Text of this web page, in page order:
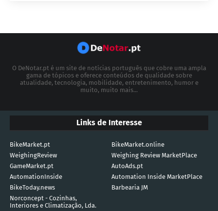
O DeNotar.pt é um site de notícias português que cobre uma ampla
gama de tópicos e oferece conteúdos de qualidade sobre
atualidade, tecnologia, mobilidade, entretenimento, humor e
muito, muito mais...
Links de Interesse
BikeMarket.pt
BikeMarket.online
WeighingReview
Weighing Review MarketPlace
GameMarket.pt
AutoAds.pt
AutomationInside
Automation Inside MarketPlace
BikeToday.news
Barbearia JM
Norconcept - Cozinhas,
Interiores e Climatização, Lda.